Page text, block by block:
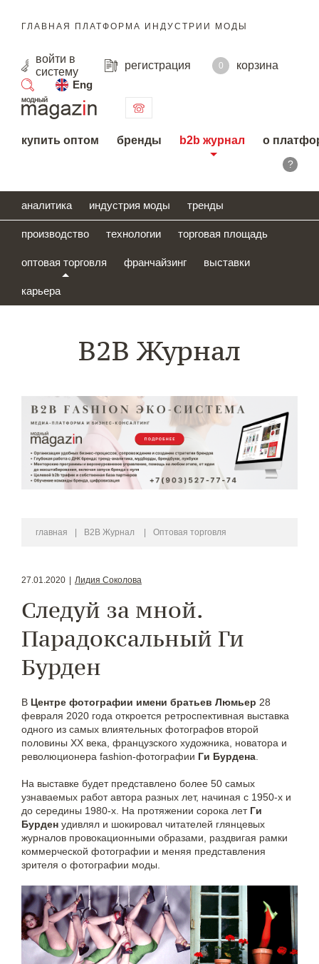
ГЛАВНАЯ ПЛАТФОРМА ИНДУСТРИИ МОДЫ
войти в
систему
регистрация 0
корзина
Eng
поиск
купить оптом бренды b2b журнал о
?
аналитика индустрия моды тренды
производство технологии торговая площадь
оптовая торговля франчайзинг выставки
карьера
B2B Журнал
главная B2B Журнал Оптовая торговля
27.01.2020 Лидия Соколова
Следуй за мной.
Парадоксальный Ги
Бурден
В Центре фотографии имени братьев Люмьер 28
февраля 2020 года откроется ретроспективная выставка
одного из самых влиятельных фотографов второй
половины XX века, французского художника, новатора и
революционера fashion-фотографии Ги Бурдена
На выставке будет представлено более 50 самых
узнаваемых работ автора разных лет, начиная с 1950-х и
до середины 1980-х. На протяжении сорока лет Ги
Бурден удивлял и шокировал читателей глянцевых
журналов провокационными образами, раздвигая рамки
коммерческой фотографии и меняя представления
зрителя о фотографии моды.